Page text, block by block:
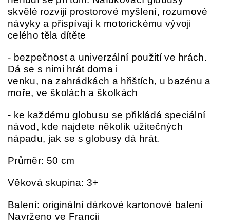
skvělé rozvijí prostorové myšlení, rozumové
návyky a přispívají k motorickému vývoji
celého těla dítěte
- bezpečnost a univerzální použití ve hrách.
Dá se s nimi hrát doma i
venku, na zahrádkách a hřištích, u bazénu a
moře, ve školách a školkách
- ke každému globusu se přikládá speciální
návod, kde najdete několik užitečných
nápadu, jak se s globusy dá hrát.
Průměr: 50 cm
Věková skupina: 3+
Balení: originální dárkové kartonové balení
Navrženo ve Francii